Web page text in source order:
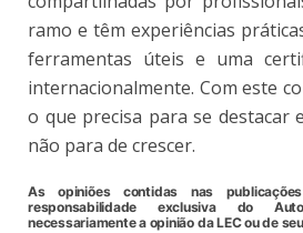
ramo e têm experiências
ferramentas úteis e uma
internacionalmente. Com este
o que precisa para se destacar
não para de crescer.
As opiniões contidas nas
responsabilidade exclusiva do
necessariamente a opinião da LEC ou de